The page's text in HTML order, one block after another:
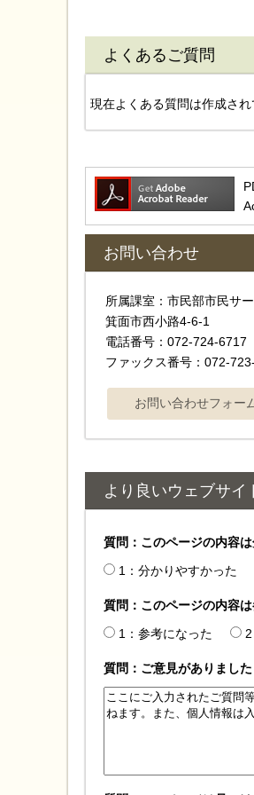
よくあるご質問
現在よくある質問は作成され
お問い合わせ
所属課室：市民部市民サ
箕面市西小路4‐6‐1
電話番号：072-724-6717
ファックス番号：072-
より良いウェブサ
質問：このページの内容
1：分かりやすかった
質問：このページの内容
1：参考になった
質問：ご意見がありまし